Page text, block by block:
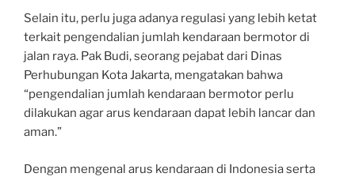
Selain itu, perlu juga adanya regulasi yang lebih ketat
terkait pengendalian jumlah kendaraan bermotor di
jalan raya. Pak Budi, seorang pejabat dari Dinas
Perhubungan Kota Jakarta, mengatakan bahwa
“pengendalian jumlah kendaraan bermotor perlu
dilakukan agar arus kendaraan dapat lebih lancar dan
aman.”
Dengan mengenal arus kendaraan di Indonesia serta